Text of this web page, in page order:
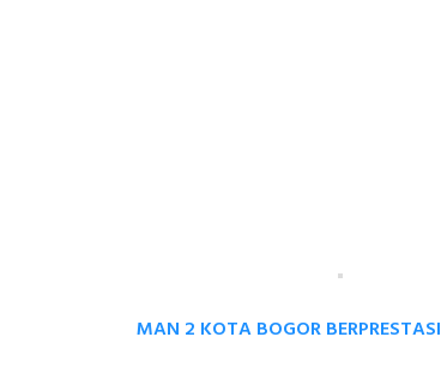
MAN 2 KOTA BOGOR BERPRESTASI